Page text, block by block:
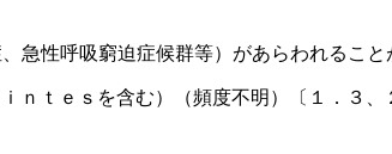
性呼吸窮迫症候群等）があらわれること
ｅｓを含む）（頻度不明）〔１．３、